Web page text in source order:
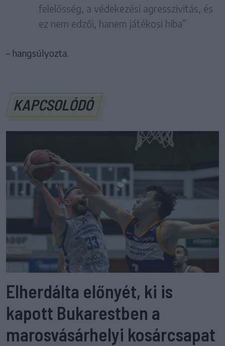
felelősség, a védekezési agresszivitás, és
ez nem edzői, hanem játékosi hiba”
– hangsúlyozta.
KAPCSOLÓDÓ
Elherdálta előnyét, ki is
kapott Bukarestben a
marosvásárhelyi kosárcsapat